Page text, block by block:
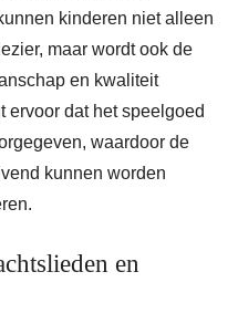
kinderen niet alleen
maar wordt ook de
en kwaliteit
ervoor dat het speelgoed
waardoor de
kunnen worden
en